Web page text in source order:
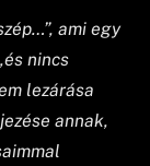
ami egy
nincs
lezárása
annak,